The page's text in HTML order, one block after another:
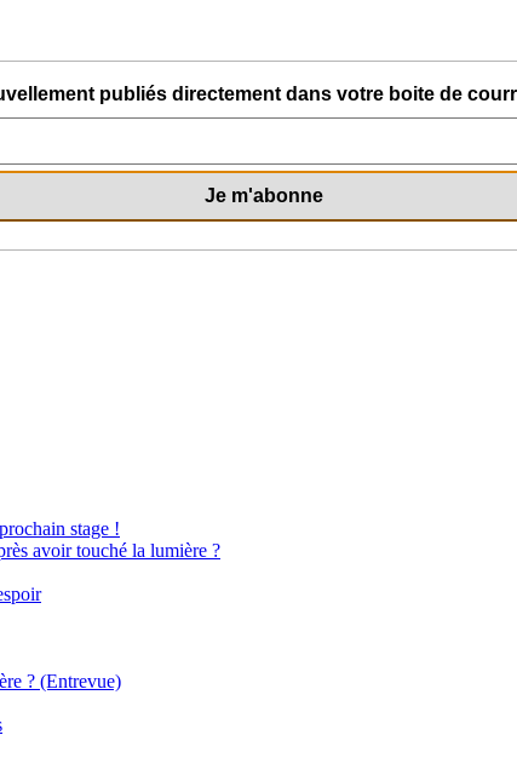
publiés directement dans votre boite de
stage !
avoir touché la lumière ?
? (Entrevue)